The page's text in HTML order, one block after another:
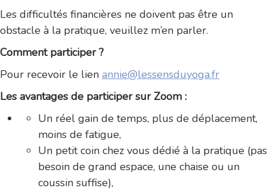
Les difficultés financières ne doivent pas être un
obstacle à la pratique, veuillez m’en parler.
Comment participer ?
Pour recevoir le lien annie@lessensduyoga.fr
Les avantages de participer sur Zoom :
Un réel gain de temps, plus de déplacement,
moins de fatigue,
Un petit coin chez vous dédié à la pratique (pas
besoin de grand espace, une chaise ou un
coussin suffise),